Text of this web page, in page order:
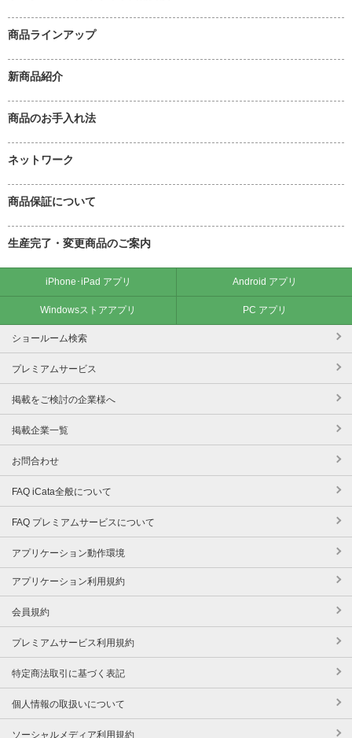
商品ラインアップ
新商品紹介
商品のお手入れ法
ネットワーク
商品保証について
生産完了・変更商品のご案内
iPhone･iPad アプリ Android アプリ
Windowsストアアプリ PC アプリ
ショールーム検索
プレミアムサービス
掲載をご検討の企業様へ
掲載企業一覧
お問合わせ
FAQ iCata全般について
FAQ プレミアムサービスについて
アプリケーション動作環境
アプリケーション利用規約
会員規約
プレミアムサービス利用規約
特定商法取引に基づく表記
個人情報の取扱いについて
ソーシャルメディア利用規約